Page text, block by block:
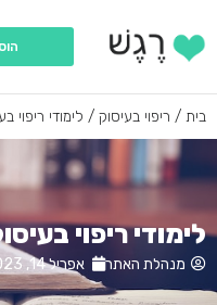
בית / ריפוי בעיסוק / לימודי
לימודי ריפוי
מנהלת האתר אפריל 14, 2023